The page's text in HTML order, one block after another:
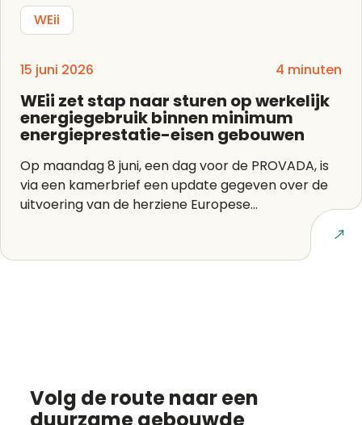
WEii
15 juni 2026 4 minuten
WEii zet stap naar sturen op werkelijk
energiegebruik binnen minimum
energieprestatie-eisen gebouwen
Op maandag 8 juni, een dag voor de PROVADA, is
via een kamerbrief een update gegeven over de
uitvoering van de herziene Europese...
Lees artikel
Volg de route naareen